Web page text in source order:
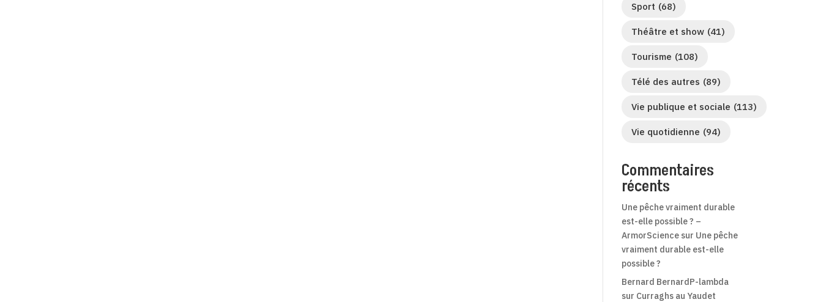
Sport (68)
Théâtre et show (41)
Tourisme (108)
Télé des autres (89)
Vie publique et sociale (113)
Vie quotidienne (94)
Commentaires
récents
Une pêche vraiment durable
est-elle possible ? –
ArmorScience sur Une pêche
vraiment durable est-elle
possible ?
Bernard BernardP-lambda
sur Curraghs au Yaudet